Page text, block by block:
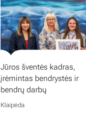
Jūros šventės kadras,
įrėmintas bendrystės ir
bendrų darbų
Klaipėda